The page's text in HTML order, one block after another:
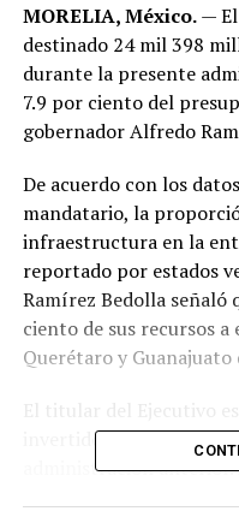
MORELIA, México.— El
destinado 24 mil 398
durante la presente
7.9 por ciento del
gobernador Alfredo
​De acuerdo con los
mandatario, la
infraestructura en la
reportado por estados
Ramírez Bedolla señaló
ciento de sus recursos
Querétaro y
invertido equivale al
administración